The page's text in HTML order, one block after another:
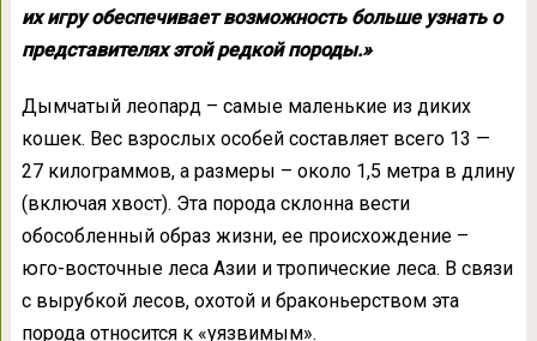
их игру обеспечивает возможность больше узнать о
представителях этой редкой породы.»
Дымчатый леопард – самые маленькие из диких
кошек. Вес взрослых особей составляет всего 13 —
27 килограммов, а размеры – около 1,5 метра в длину
(включая хвост). Эта порода склонна вести
обособленный образ жизни, ее происхождение –
юго-восточные леса Азии и тропические леса. В связи
с вырубкой лесов, охотой и браконьерством эта
порода относится к «уязвимым».